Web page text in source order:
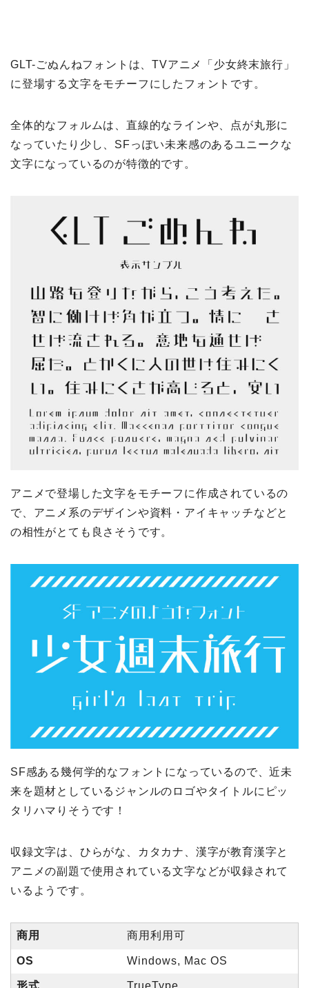
GLT-ごぬんねフォントは、TVアニメ「少女終末旅行」
に登場する文字をモチーフにしたフォントです。
全体的なフォルムは、直線的なラインや、点が丸形に
なっていたり少し、SFっぽい未来感のあるユニークな
文字になっているのが特徴的です。
アニメで登場した文字をモチーフに作成されているの
で、アニメ系のデザインや資料・アイキャッチなどと
の相性がとても良さそうです。
SF感ある幾何学的なフォントになっているので、近未
来を題材としているジャンルのロゴやタイトルにピッ
タリハマりそうです！
収録文字は、ひらがな、カタカナ、漢字が教育漢字と
アニメの副題で使用されている文字などが収録されて
いるようです。
商用 商用利用可
OS Windows, Mac OS